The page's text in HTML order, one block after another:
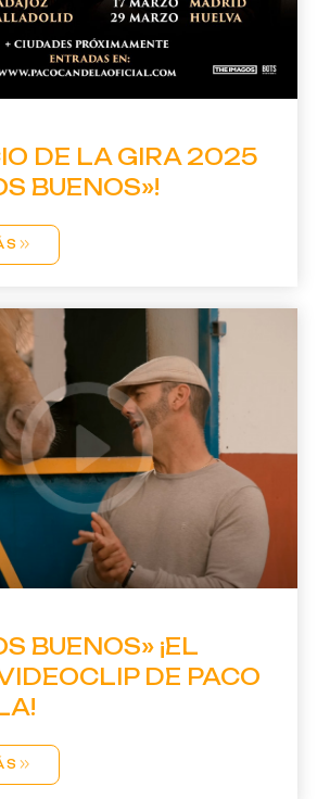
DE LA GIRA 2025
BUENOS»!
BUENOS» ¡EL
DE PACO